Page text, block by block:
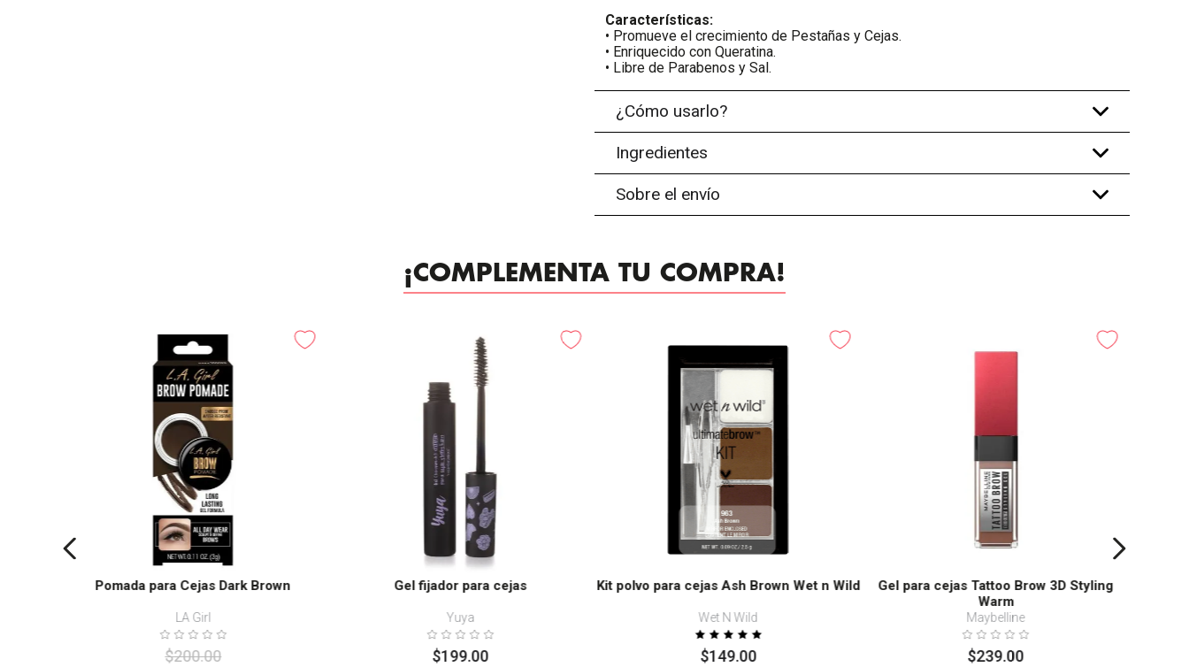
Características:
• Promueve el crecimiento de Pestañas y Cejas.
• Enriquecido con Queratina.
• Libre de Parabenos y Sal.
¿Cómo usarlo? +
Ingredientes +
Sobre el envío +
¡COMPLEMENTA TU COMPRA!
Pomada para Cejas Dark Brown
LA Girl
$200.00
Gel fijador para cejas
Yuya
$199.00
Kit polvo para cejas Ash Brown Wet n Wild
Wet N Wild
$149.00
Gel para cejas Tattoo Brow 3D Styling
Warm
Maybelline
$239.00